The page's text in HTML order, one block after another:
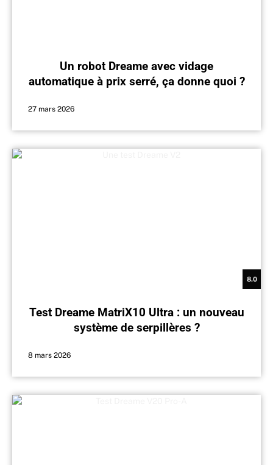
Un robot Dreame avec vidage
automatique à prix serré, ça donne quoi ?
27 mars 2026
8.0
Test Dreame MatriX10 Ultra : un nouveau
système de serpillères ?
8 mars 2026